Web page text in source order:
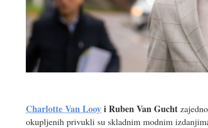
Charlotte Van Looyi Ruben Van Gucht
okupljenih privukli su skladnim modnim